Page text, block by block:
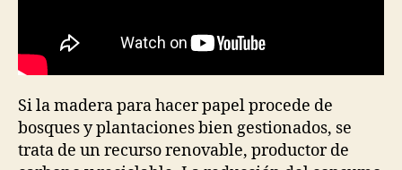
Si la madera para hacer papel procede de
bosques y plantaciones bien gestionados, se
trata de un recurso renovable, productor de